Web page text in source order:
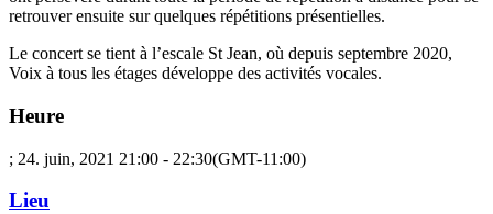
retrouver ensuite sur quelques répétitions présentielles.
Le concert se tient à l’escale St Jean, où depuis septembre 2020,
Voix à tous les étages développe des activités vocales.
Heure
; 24. juin, 2021 21:00 - 22:30(GMT-11:00)
Lieu